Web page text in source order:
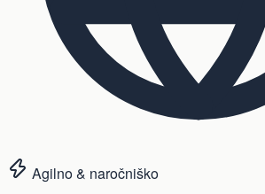
Agilno & naročniško